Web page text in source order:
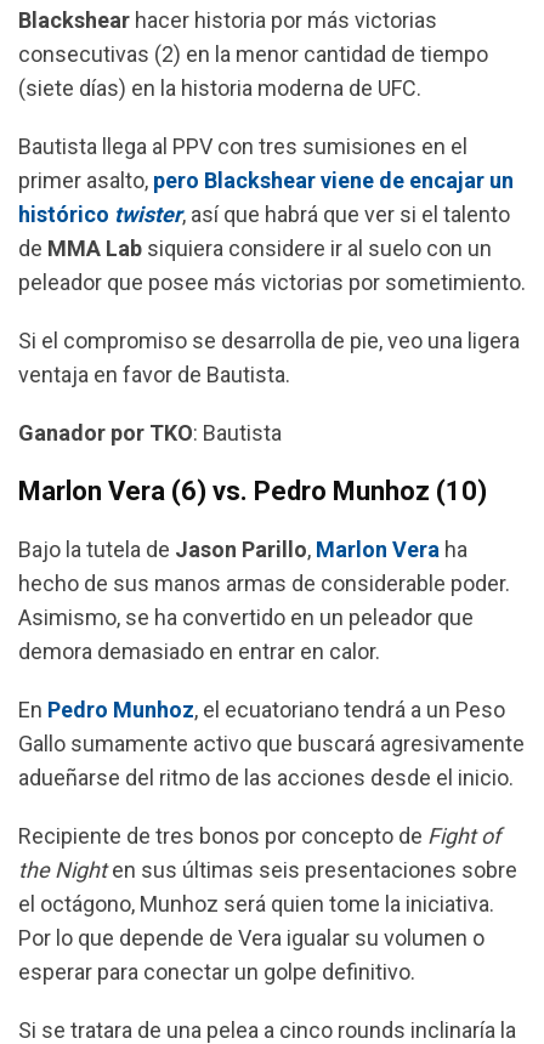
Blackshear hacer historia por más victorias
consecutivas (2) en la menor cantidad de tiempo
(siete días) en la historia moderna de UFC.
Bautista llega al PPV con tres sumisiones en el
primer asalto, pero Blackshear viene de encajar un
histórico twister, así que habrá que ver si el talento
de MMA Lab siquiera considere ir al suelo con un
peleador que posee más victorias por sometimiento.
Si el compromiso se desarrolla de pie, veo una ligera
ventaja en favor de Bautista.
Ganador por TKO: Bautista
Marlon Vera (6) vs. Pedro Munhoz (10)
Bajo la tutela de Jason Parillo, Marlon Vera ha
hecho de sus manos armas de considerable poder.
Asimismo, se ha convertido en un peleador que
demora demasiado en entrar en calor.
En Pedro Munhoz, el ecuatoriano tendrá a un Peso
Gallo sumamente activo que buscará agresivamente
adueñarse del ritmo de las acciones desde el inicio.
Recipiente de tres bonos por concepto de Fight of
the Nighten sus últimas seis presentaciones sobre
el octágono, Munhoz será quien tome la iniciativa.
Por lo que depende de Vera igualar su volumen o
esperar para conectar un golpe definitivo.
Si se tratara de una pelea a cinco rounds inclinaría la